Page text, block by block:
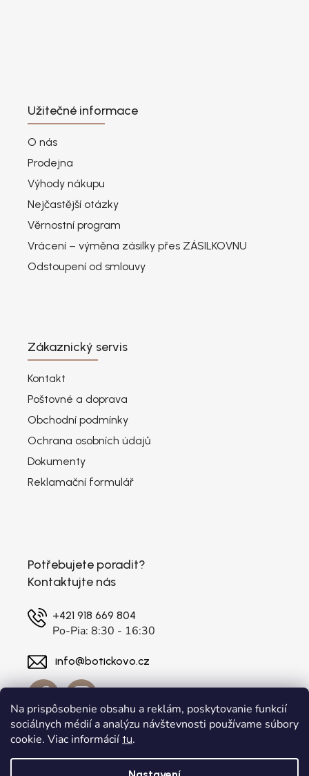
Na prispôsobenie obsahu a reklám, poskytovanie funkcií
sociálnych médií a analýzu návštevnosti používame súbory
cookie. Viac informácií tu.
Užitečné informace
O nás
Prodejna
Výhody nákupu
Nejčastější otázky
Věrnostní program
Vrácení – výměna zásilky přes ZÁSILKOVNU
Odstoupení od smlouvy
Zákaznický servis
Kontakt
Poštovné a doprava
Obchodní podmínky
Ochrana osobních údajů
Dokumenty
Reklamační formulář
Potřebujete poradit?
Kontaktujte nás
+421 918 669 804
Po-Pia: 8:30 - 16:30
info@botickovo.cz